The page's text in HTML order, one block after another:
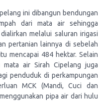
ini dibangun bendungan
dari mata air sehingga
melalui saluran irigasi
pertanian lainnya di sebelah
mencapai 484 hektar. Selain
air Sirah Cipelang juga
penduduk di perkampungan
MCK (Mandi, Cuci dan
pipa air dari hulu